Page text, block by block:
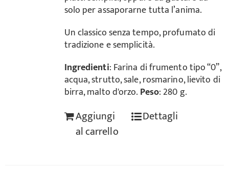
solo per assaporarne tutta l’anima.
Un classico senza tempo, profumato di
tradizione e semplicità.
Ingredienti: Farina di frumento tipo “0”,
acqua, strutto, sale, rosmarino, lievito di
birra, malto d'orzo. Peso: 280 g.
Aggiungi
al carrello
Dettagli